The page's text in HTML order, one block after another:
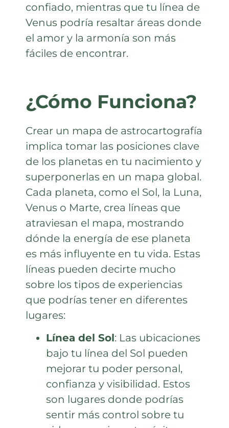
confiado, mientras que tu línea de
Venus podría resaltar áreas donde
el amor y la armonía son más
fáciles de encontrar.
¿Cómo Funciona?
Crear un mapa de astrocartografía
implica tomar las posiciones clave
de los planetas en tu nacimiento y
superponerlas en un mapa global.
Cada planeta, como el Sol, la Luna,
Venus o Marte, crea líneas que
atraviesan el mapa, mostrando
dónde la energía de ese planeta
es más influyente en tu vida. Estas
líneas pueden decirte mucho
sobre los tipos de experiencias
que podrías tener en diferentes
lugares:
Línea del Sol: Las ubicaciones
bajo tu línea del Sol pueden
mejorar tu poder personal,
confianza y visibilidad. Estos
son lugares donde podrías
sentir más control sobre tu